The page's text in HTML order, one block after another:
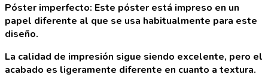
Póster imperfecto: Este póster está impreso en un
papel diferente al que se usa habitualmente para este
diseño.
La calidad de impresión sigue siendo excelente, pero el
acabado es ligeramente diferente en cuanto a textura.